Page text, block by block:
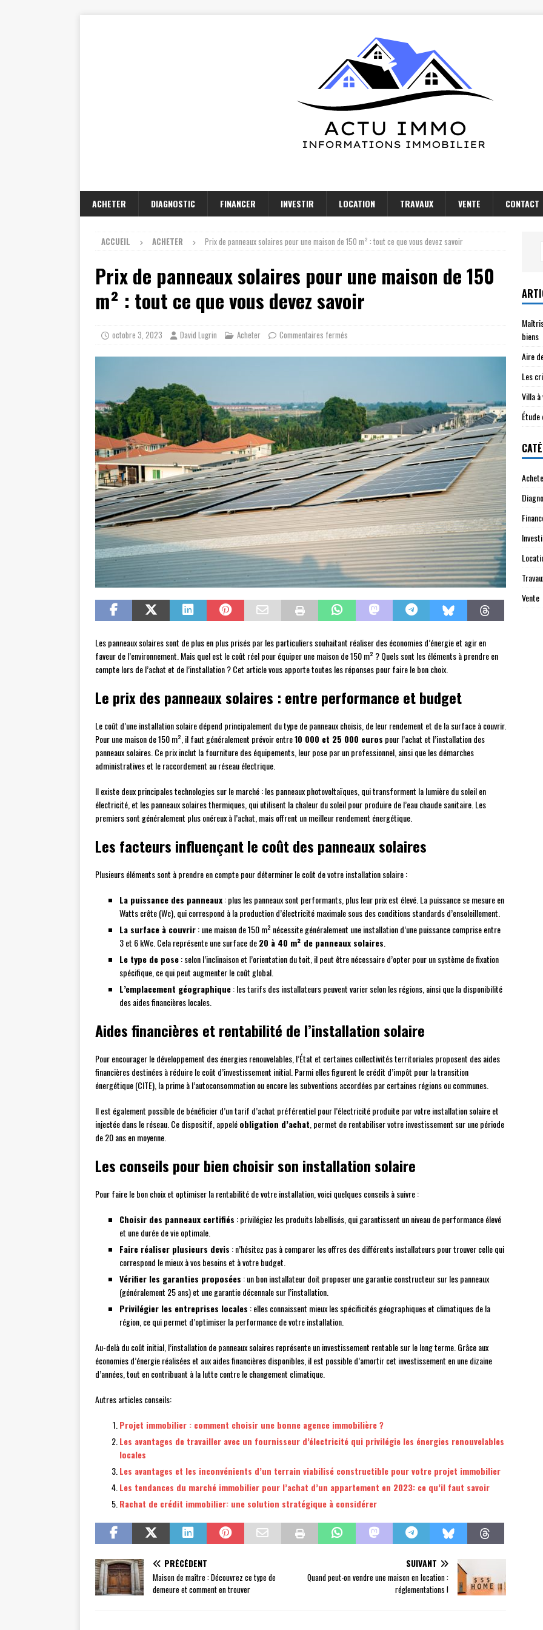
ACHETER DIAGNOSTIC FINANCER INVESTIR LOCATION TRAVAUX VENTE CONTACT
ACCUEIL ACHETER Prix de panneaux solaires pour une maison de 150 m² : tout ce que vous devez savoir
Prix de panneaux solaires pour une maison de 150
m² : tout ce que vous devez savoir
octobre 3, 2023 David Lugrin Acheter Commentaires fermés
Les panneaux solaires sont de plus en plus prisés par les particuliers souhaitant réaliser des économies d’énergie et agir en
faveur de l’environnement. Mais quel est le coût réel pour équiper une maison de 150 m² ? Quels sont les éléments à prendre en
compte lors de l’achat et de l’installation ? Cet article vous apporte toutes les réponses pour faire le bon choix.
Le prix des panneaux solaires : entre performance et budget
Le coût d’une installation solaire dépend principalement du type de panneaux choisis, de leur rendement et de la surface à couvrir.
Pour une maison de 150 m², il faut généralement prévoir entre10 000 et 25 000 euros pour l’achat et l’installation des
panneaux solaires. Ce prix inclut la fourniture des équipements, leur pose par un professionnel, ainsi que les démarches
administratives et le raccordement au réseau électrique.
Il existe deux principales technologies sur le marché : les panneaux photovoltaïques, qui transforment la lumière du soleil en
électricité, et les panneaux solaires thermiques, qui utilisent la chaleur du soleil pour produire de l’eau chaude sanitaire. Les
premiers sont généralement plus onéreux à l’achat, mais offrent un meilleur rendement énergétique.
Les facteurs influençant le coût des panneaux solaires
Plusieurs éléments sont à prendre en compte pour déterminer le coût de votre installation solaire :
La puissance des panneaux: plus les panneaux sont performants, plus leur prix est élevé. La puissance se mesure en
Watts crête (Wc), qui correspond à la production d’électricité maximale sous des conditions standards d’ensoleillement.
La surface à couvrir: une maison de 150 m² nécessite généralement une installation d’une puissance comprise entre
3 et 6 kWc. Cela représente une surface de20 à 40 m² de panneaux solaires
Le type de pose: selon l’inclinaison et l’orientation du toit, il peut être nécessaire d’opter pour un système de fixation
spécifique, ce qui peut augmenter le coût global.
L’emplacement géographique: les tarifs des installateurs peuvent varier selon les régions, ainsi que la disponibilité
des aides financières locales.
Aides financières et rentabilité de l’installation solaire
Pour encourager le développement des énergies renouvelables, l’État et certaines collectivités territoriales proposent des aides
financières destinées à réduire le coût d’investissement initial. Parmi elles figurent le crédit d’impôt pour la transition
énergétique (CITE), la prime à l’autoconsommation ou encore les subventions accordées par certaines régions ou communes.
Il est également possible de bénéficier d’un tarif d’achat préférentiel pour l’électricité produite par votre installation solaire et
injectée dans le réseau. Ce dispositif, appeléobligation d’achat , permet de rentabiliser votre investissement sur une période
de 20 ans en moyenne.
Les conseils pour bien choisir son installation solaire
Pour faire le bon choix et optimiser la rentabilité de votre installation, voici quelques conseils à suivre :
Choisir des panneaux certifiés : privilégiez les produits labellisés, qui garantissent un niveau de performance élevé
et une durée de vie optimale.
Faire réaliser plusieurs devis : n’hésitez pas à comparer les offres des différents installateurs pour trouver celle qui
correspond le mieux à vos besoins et à votre budget.
Vérifier les garanties proposées : un bon installateur doit proposer une garantie constructeur sur les panneaux
(généralement 25 ans) et une garantie décennale sur l’installation.
Privilégier les entreprises locales : elles connaissent mieux les spécificités géographiques et climatiques de la
région, ce qui permet d’optimiser la performance de votre installation.
Au-delà du coût initial, l’installation de panneaux solaires représente un investissement rentable sur le long terme. Grâce aux
économies d’énergie réalisées et aux aides financières disponibles, il est possible d’amortir cet investissement en une dizaine
d’années, tout en contribuant à la lutte contre le changement climatique.
Autres articles conseils:
Projet immobilier : comment choisir une bonne agence immobilière ?
Les avantages de travailler avec un fournisseur d’électricité qui privilégie les énergies renouvelables
locales
Les avantages et les inconvénients d’un terrain viabilisé constructible pour votre projet immobilier
Les tendances du marché immobilier pour l’achat d’un appartement en 2023: ce qu’il faut savoir
Rachat de crédit immobilier: une solution stratégique à considérer
PRÉCÉDENT
Maison de maître : Découvrez ce type de
demeure et comment en trouver
SUIVANT
Quand peut-on vendre une maison en location :
réglementations !
biens
Aire
Les
Villa
Vente